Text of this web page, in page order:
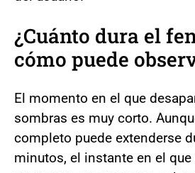
¿Cuánto dura el
cómo puede
El momento en el que
sombras es muy corto.
completo puede extenderse
minutos, el instante en el que